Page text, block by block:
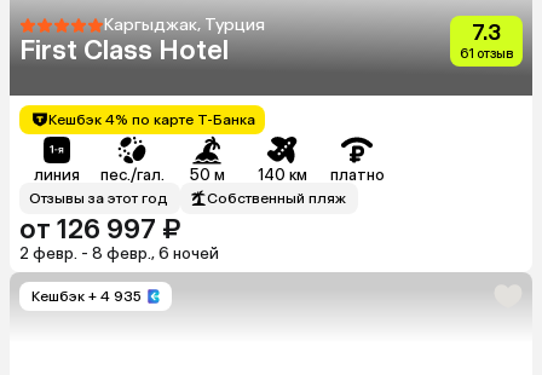
Каргыджак, Турция
First Class Hotel
7.3
61 отзыв
Кешбэк 4% по карте Т-Банка
линия пес./гал. 50 м 140 км платно
Отзывы за этот год Собственный пляж
от 126 997 ₽
2 февр. - 8 февр., 6 ночей
Кешбэк + 4 935